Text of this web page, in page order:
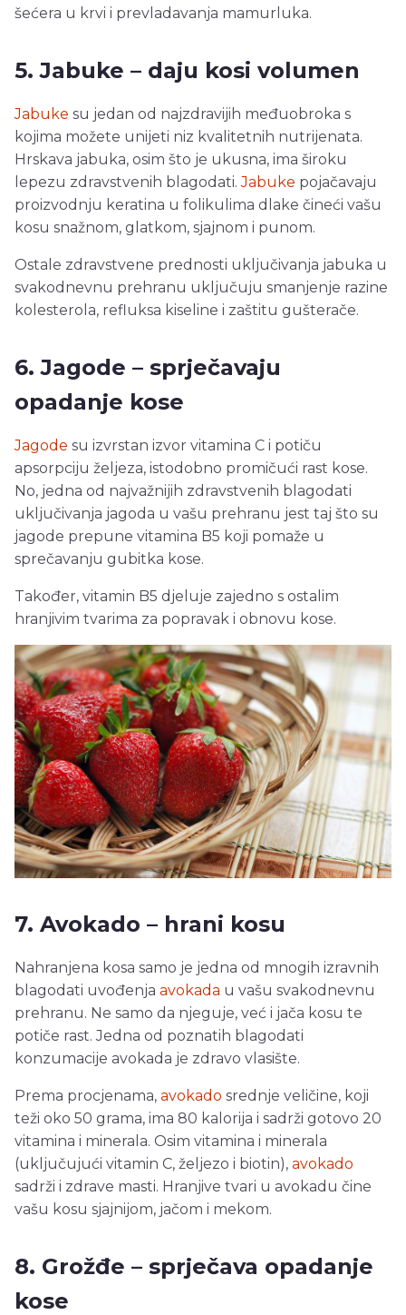
šećera u krvi i prevladavanja mamurluka.
5. Jabuke – daju kosi volumen
Jabuke su jedan od najzdravijih međuobroka s
kojima možete unijeti niz kvalitetnih nutrijenata.
Hrskava jabuka, osim što je ukusna, ima široku
lepezu zdravstvenih blagodati.Jabuke pojačavaju
proizvodnju keratina u folikulima dlake čineći vašu
kosu snažnom, glatkom, sjajnom i punom.
Ostale zdravstvene prednosti uključivanja jabuka u
svakodnevnu prehranu uključuju smanjenje razine
kolesterola, refluksa kiseline i zaštitu gušterače.
6. Jagode – sprječavaju
opadanje kose
Jagode su izvrstan izvor vitamina C i potiču
apsorpciju željeza, istodobno promičući rast kose.
No, jedna od najvažnijih zdravstvenih blagodati
uključivanja jagoda u vašu prehranu jest taj što su
jagode prepune vitamina B5 koji pomaže u
sprečavanju gubitka kose.
Također, vitamin B5 djeluje zajedno s ostalim
hranjivim tvarima za popravak i obnovu kose.
7. Avokado – hrani kosu
Nahranjena kosa samo je jedna od mnogih izravnih
blagodati uvođenja avokada u vašu svakodnevnu
prehranu. Ne samo da njeguje, već i jača kosu te
potiče rast. Jedna od poznatih blagodati
konzumacije avokada je zdravo vlasište.
Prema procjenama, avokado srednje veličine, koji
teži oko 50 grama, ima 80 kalorija i sadrži gotovo 20
vitamina i minerala. Osim vitamina i minerala
(uključujući vitamin C, željezo i biotin), avokado
sadrži i zdrave masti. Hranjive tvari u avokadu čine
vašu kosu sjajnijom, jačom i mekom.
8. Grožđe – sprječava opadanje
kose